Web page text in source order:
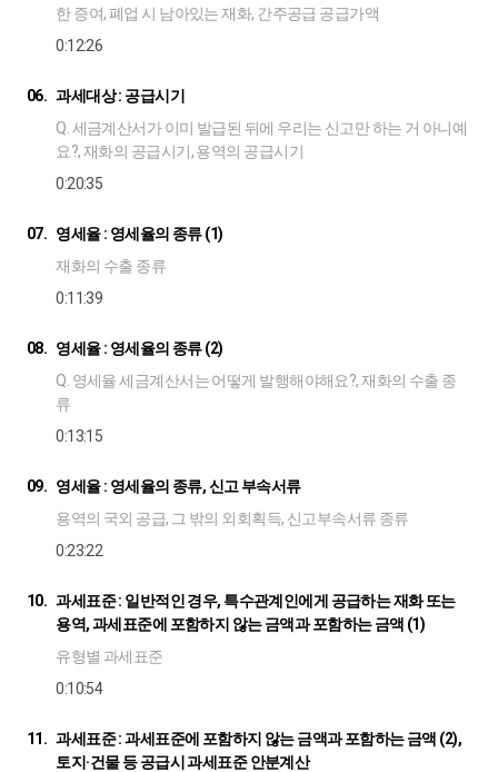
한 증여, 폐업 시 남아있는 재화, 간주공급 공급가액
0:12:26
06. 과세대상 : 공급시기
Q. 세금계산서가 이미 발급된 뒤에 우리는 신고만 하는 거 아니예
요?, 재화의 공급시기, 용역의 공급시기
0:20:35
07. 영세율 : 영세율의 종류 (1)
재화의 수출 종류
0:11:39
08. 영세율 : 영세율의 종류 (2)
Q. 영세율 세금계산서는 어떻게 발행해야해요?, 재화의 수출 종
류
0:13:15
09. 영세율 : 영세율의 종류, 신고 부속서류
용역의 국외 공급, 그 밖의 외회획득, 신고부속서류 종류
0:23:22
10. 과세표준 : 일반적인 경우, 특수관계인에게 공급하는 재화 또는
용역, 과세표준에 포함하지 않는 금액과 포함하는 금액 (1)
유형별 과세표준
0:10:54
11. 과세표준 : 과세표준에 포함하지 않는 금액과 포함하는 금액 (2),
토지·건물 등 공급시 과세표준 안분계산